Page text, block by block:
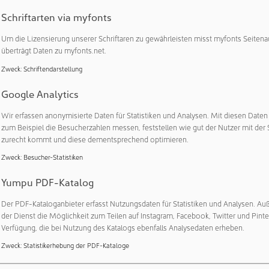
globaler Lieferketten. Bei Weber Ultrasonics, einem der
für den industriellen Einsatz von Ultraschall in
und Trennen von Kunststoffen und Verbundmaterialien
ein Schwerpunkt seiner Tätigkeit in der Entwicklung und
Geschäftsstrategien. Darüber hinaus wird Matthias
des Unternehmens leiten.
in der globalen Wirtschaft erfordern eine klare
Kostenausrichtung,“ so Wolfgang Mangold, COO des
wir einen erfahrenen Experten, der nicht nur unsere
sondern auch unsere Position als verlässlicher Lieferant
Commercial Management wird er maßgeblich zur
zum langfristigen Erfolg des Unternehmens beitragen.“
übernimmt seine Position in einem wirtschaftlich und
zentrale Rolle dabei spielen, die Zukunft des Unternehmens
nachhaltig zu sichern. „Wir freuen uns darauf, gemeinsam
unseres Unternehmens weiterzuschreiben“,
Schriftarten via myfonts
Um die Lizensierung unserer Schriftaren zu gewährleisten misst myfonts
überträgt Daten zu myfonts.net.
Zweck: Schriftendarstellung
Google Analytics
Wir erfassen anonymisierte Daten für Statistiken und Analysen. Mit diesen
zum Beispiel die Besucherzahlen messen, feststellen wie gut der Nutzer mit der
zurecht kommt und diese dementsprechend optimieren.
Zweck: Besucher-Statistiken
Yumpu PDF-Katalog
Der PDF-Kataloganbieter erfasst Nutzungsdaten für Statistiken und Analysen.
der Dienst die Möglichkeit zum Teilen auf Instagram, Facebook, Twitter und
Verfügung, die bei Nutzung des Katalogs ebenfalls Analysedaten erheben.
Zweck: Statistikerhebung der PDF-Kataloge